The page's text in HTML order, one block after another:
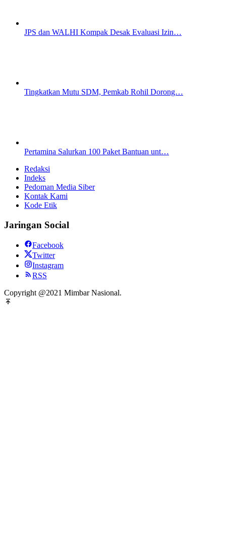
JPS dan WALHI Kompak Desak Evaluasi Izin…
Tingkatkan Mutu SDM, Pemkab Rohil Dorong…
Pertamina Salurkan 100 Paket Bantuan unt…
Redaksi
Indeks
Pedoman Media Siber
Kontak Kami
Kode Etik
Jaringan Social
Facebook
Twitter
Instagram
RSS
Copyright @2021 Mimbar Nasional.